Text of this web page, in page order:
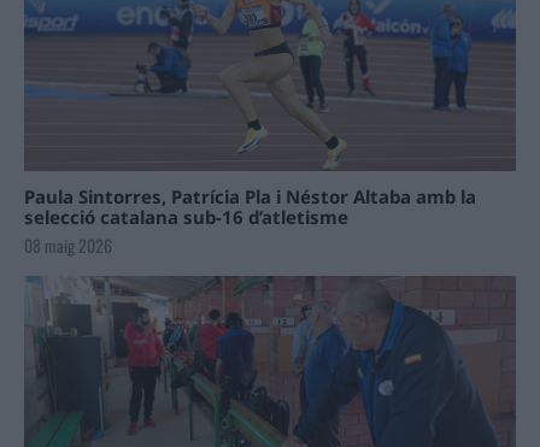
Paula Sintorres, Patrícia Pla i Néstor Altaba amb la
selecció catalana sub-16 d’atletisme
08 maig 2026